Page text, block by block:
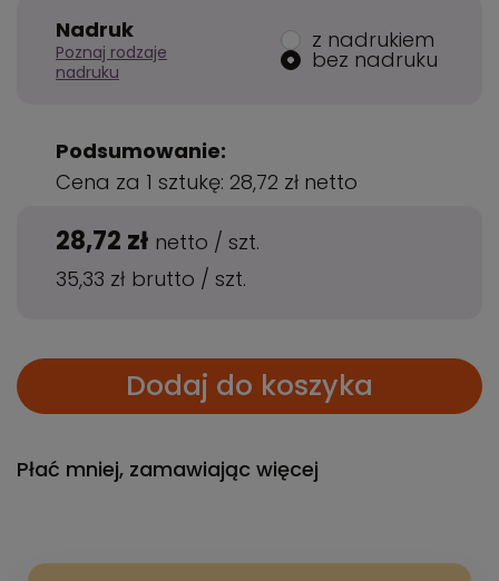
Nadruk
Poznaj rodzaje
nadruku
z nadrukiem
bez nadruku
Podsumowanie:
Cena za 1 sztukę: 28,72 zł netto
28,72 zł netto / szt.
35,33 zł brutto / szt.
Dodaj do koszyka
Płać mniej, zamawiając więcej